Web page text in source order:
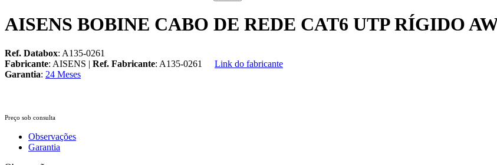
AISENS BOBINE CABO DE REDE CAT6 UTP RÍGIDO
Ref. Databox: A135-0261
Fabricante: AISENS | Ref. Fabricante: A135-0261
Link do fabricante
Garantia: 24 Meses
Preço sob consulta
Observações
Garantia